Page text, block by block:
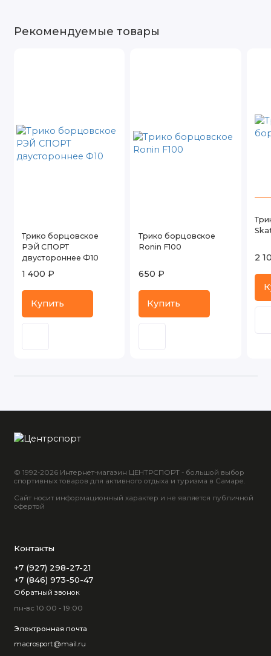
Рекомендуемые товары
Трико борцовское
РЭЙ СПОРТ
двустороннее Ф10
1 400 ₽
Купить
Трико борцовское
Ronin F100
650 ₽
Купить
2
© 1992-2026 Интернет-магазин ЦЕНТРСПОРТ - большой выбор
спортивных товаров для активного отдыха и туризма в Самаре.
Сайт носит информационный характер и не является публичной
офертой
Контакты
+7 (927) 298-27-21
+7 (846) 973-50-47
Обратный звонок
пн-вс 10:00 - 19:00
Электронная почта
macrosport@mail.ru